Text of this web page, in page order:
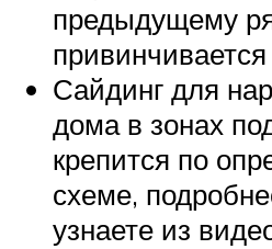
предыдущему
Сайдинг для
дома в зонах
крепится по
схеме,
узнаете из